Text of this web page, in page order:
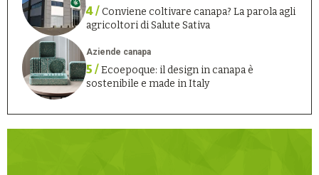
4 /Conviene coltivare canapa? La parola agli
agricoltori di Salute Sativa
Aziende canapa
5 /Ecoepoque: il design in canapa è
sostenibile e made in Italy